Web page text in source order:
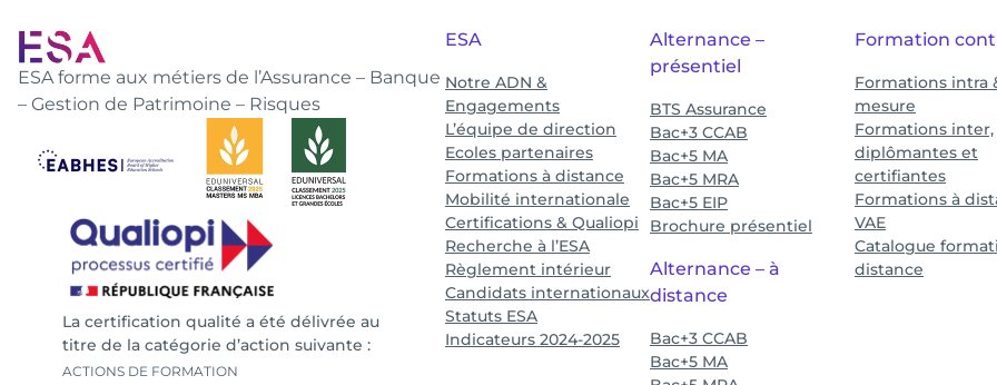
ESA forme aux métiers de l’Assurance – Banque
– Gestion de Patrimoine – Risques
La certification qualité a été délivrée au
titre de la catégorie d’action suivante :
ACTIONS DE FORMATION
ESA
Notre ADN &
Engagements
L’équipe de direction
Ecoles partenaires
Formations à distance
Mobilité internationale
Certifications & Qualiopi
Recherche à l’ESA
Règlement intérieur
Candidats internationaux
Statuts ESA
Indicateurs 2024-2025
Alternance –
présentiel
BTS Assurance
Bac+3 CCAB
Bac+5 MA
Bac+5 MRA
Bac+5 EIP
Brochure présentiel
Alternance – à
distance
Bac+3 CCAB
Bac+5 MA
Formation
Formations intra
mesure
Formations inter,
diplômantes et
certifiantes
Formations à
VAE
Catalogue
distance